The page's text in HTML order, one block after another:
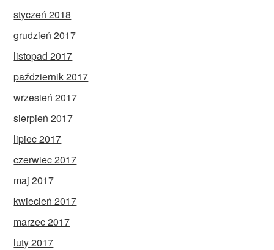
styczeń 2018
grudzień 2017
listopad 2017
październik 2017
wrzesień 2017
sierpień 2017
lipiec 2017
czerwiec 2017
maj 2017
kwiecień 2017
marzec 2017
luty 2017